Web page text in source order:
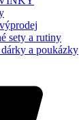
sety a rutiny
a poukázky